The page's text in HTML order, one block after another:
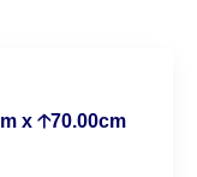
x 🡡70.00cm